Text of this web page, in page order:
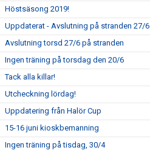
Höstsäsong 2019!
Uppdaterat - Avslutning på stranden 27/6
Avslutning torsd 27/6 på stranden
Ingen träning på torsdag den 20/6
Tack alla killar!
Utcheckning lördag!
Uppdatering från Halör Cup
15-16 juni kioskbemanning
Ingen träning på tisdag, 30/4